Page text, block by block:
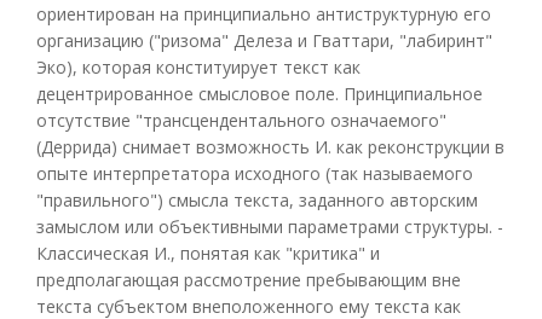
ориентирован на принципиально антиструктурную его
организацию ("ризома" Делеза и Гваттари, "лабиринт"
Эко), которая конституирует текст как
децентрированное смысловое поле. Принципиальное
отсутствие "трансцендентального означаемого"
(Деррида) снимает возможность И. как реконструкции в
опыте интерпретатора исходного (так называемого
"правильного") смысла текста, заданного авторским
замыслом или объективными параметрами структуры. -
Классическая И., понятая как "критика" и
предполагающая рассмотрение пребывающим вне
текста субъектом внеположенного ему текста как